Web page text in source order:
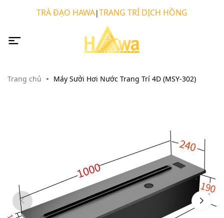
TRÀ ĐẠO HAWA|TRANG TRÍ DỊCH HỒNG
Trang chủ Máy Sưởi Hơi Nước Trang Trí 4D (MSY-302)